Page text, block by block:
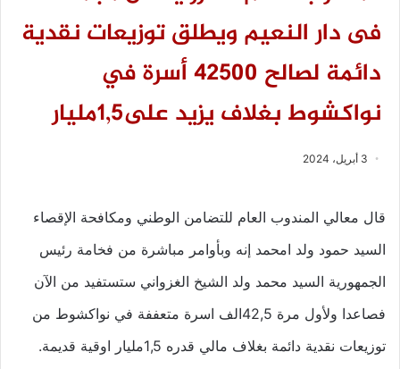
فى دار النعيم ويطلق توزيعات نقدية
دائمة لصالح 42500 أسرة في
نواكشوط بغلاف يزيد على1,5مليار
3 أبريل، 2024
قال معالي المندوب العام للتضامن الوطني ومكافحة الإقصاء
السيد حمود ولد امحمد إنه وبأوامر مباشرة من فخامة رئيس
الجمهورية السيد محمد ولد الشيخ الغزواني ستستفيد من الآن
فصاعدا ولأول مرة 42,5الف اسرة متعففة في نواكشوط من
توزيعات نقدية دائمة بغلاف مالي قدره 1,5مليار اوقية قديمة.